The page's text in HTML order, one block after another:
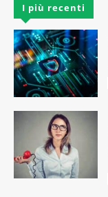
I più recenti